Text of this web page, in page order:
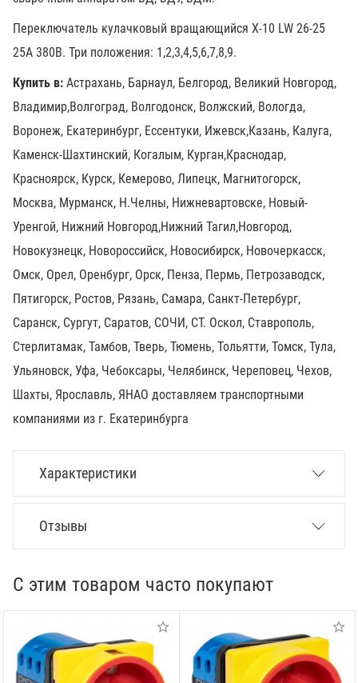
Переключатель кулачковый вращающийся X-10 LW 26-25
25А 380В. Три положения: 1,2,3,4,5,6,7,8,9.
Купить в: Астрахань, Барнаул, Белгород, Великий Новгород,
Владимир,Волгоград, Волгодонск, Волжский, Вологда,
Воронеж, Екатеринбург, Ессентуки, Ижевск,Казань, Калуга,
Каменск-Шахтинский, Когалым, Курган,Краснодар,
Красноярск, Курск, Кемерово, Липецк, Магнитогорск,
Москва, Мурманск, Н.Челны, Нижневартовске, Новый-
Уренгой, Нижний Новгород,Нижний Тагил,Новгород,
Новокузнецк, Новороссийск, Новосибирск, Новочеркасск,
Омск, Орел, Оренбург, Орск, Пенза, Пермь, Петрозаводск,
Пятигорск, Ростов, Рязань, Самара, Санкт-Петербург,
Саранск, Сургут, Саратов, СОЧИ, СТ. Оскол, Ставрополь,
Стерлитамак, Тамбов, Тверь, Тюмень, Тольятти, Томск, Тула,
Ульяновск, Уфа, Чебоксары, Челябинск, Череповец, Чехов,
Шахты, Ярославль, ЯНАО доставляем транспортными
компаниями из г. Екатеринбурга
Характеристики
Отзывы
С этим товаром часто покупают